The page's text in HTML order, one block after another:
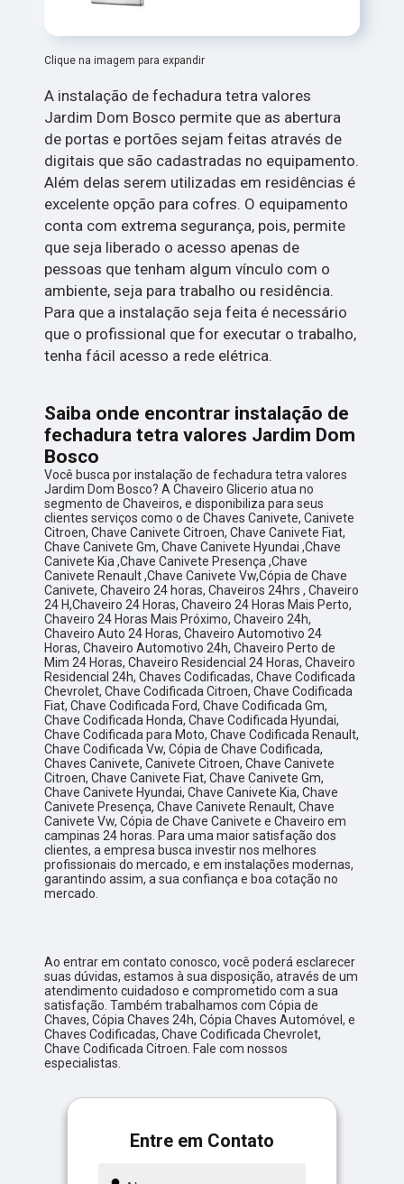
Clique na imagem para expandir
A instalação de fechadura tetra valores
Jardim Dom Bosco permite que as abertura
de portas e portões sejam feitas através de
digitais que são cadastradas no equipamento.
Além delas serem utilizadas em residências é
excelente opção para cofres. O equipamento
conta com extrema segurança, pois, permite
que seja liberado o acesso apenas de
pessoas que tenham algum vínculo com o
ambiente, seja para trabalho ou residência.
Para que a instalação seja feita é necessário
que o profissional que for executar o trabalho,
tenha fácil acesso a rede elétrica.
Saiba onde encontrar instalação de
fechadura tetra valores Jardim Dom
Bosco
Você busca por instalação de fechadura tetra valores
Jardim Dom Bosco? A Chaveiro Glicerio atua no
segmento de Chaveiros, e disponibiliza para seus
clientes serviços como o de Chaves Canivete, Canivete
Citroen, Chave Canivete Citroen, Chave Canivete Fiat,
Chave Canivete Gm, Chave Canivete Hyundai ,Chave
Canivete Kia ,Chave Canivete Presença ,Chave
Canivete Renault ,Chave Canivete Vw,Cópia de Chave
Canivete, Chaveiro 24 horas, Chaveiros 24hrs , Chaveiro
24 H,Chaveiro 24 Horas, Chaveiro 24 Horas Mais Perto,
Chaveiro 24 Horas Mais Próximo, Chaveiro 24h,
Chaveiro Auto 24 Horas, Chaveiro Automotivo 24
Horas, Chaveiro Automotivo 24h, Chaveiro Perto de
Mim 24 Horas, Chaveiro Residencial 24 Horas, Chaveiro
Residencial 24h, Chaves Codificadas, Chave Codificada
Chevrolet, Chave Codificada Citroen, Chave Codificada
Fiat, Chave Codificada Ford, Chave Codificada Gm,
Chave Codificada Honda, Chave Codificada Hyundai,
Chave Codificada para Moto, Chave Codificada Renault,
Chave Codificada Vw, Cópia de Chave Codificada,
Chaves Canivete, Canivete Citroen, Chave Canivete
Citroen, Chave Canivete Fiat, Chave Canivete Gm,
Chave Canivete Hyundai, Chave Canivete Kia, Chave
Canivete Presença, Chave Canivete Renault, Chave
Canivete Vw, Cópia de Chave Canivete e Chaveiro em
campinas 24 horas. Para uma maior satisfação dos
clientes, a empresa busca investir nos melhores
profissionais do mercado, e em instalações modernas,
garantindo assim, a sua confiança e boa cotação no
mercado.
Ao entrar em contato conosco, você poderá esclarecer
suas dúvidas, estamos à sua disposição, através de um
atendimento cuidadoso e comprometido com a sua
satisfação. Também trabalhamos com Cópia de
Chaves, Cópia Chaves 24h, Cópia Chaves Automóvel, e
Chaves Codificadas, Chave Codificada Chevrolet,
Chave Codificada Citroen. Fale com nossos
especialistas.
Entre em Contato